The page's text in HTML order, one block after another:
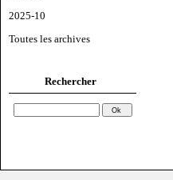
2025-10
Toutes les archives
Rechercher